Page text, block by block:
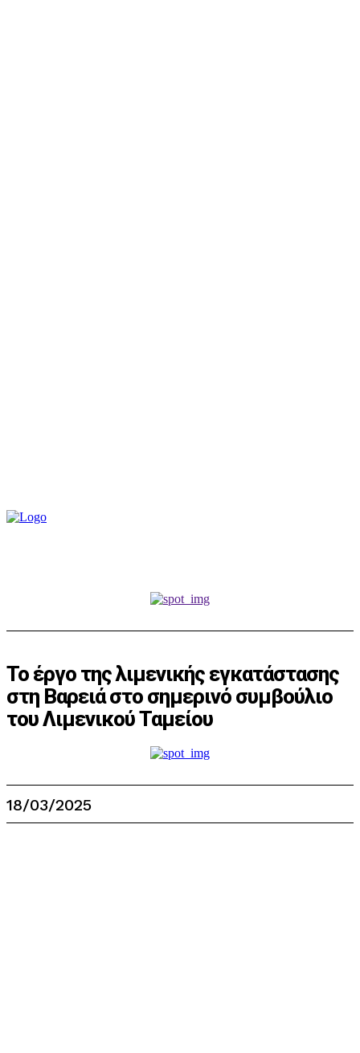
Το έργο της λιμενικής εγκατάστασης
στη Βαρειά στο σημερινό συμβούλιο
του Λιμενικού Ταμείου
18/03/2025